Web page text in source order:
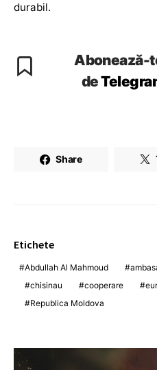
durabil.
Abonează-
de
Share
Etichete
Abdullah Al Mahmoud
chisinau
cooperare
Republica Moldova